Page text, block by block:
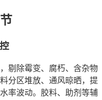
剔除霉变、腐朽、含杂物
分区堆放、通风晾晒，提
率波动。胶料、助剂等辅